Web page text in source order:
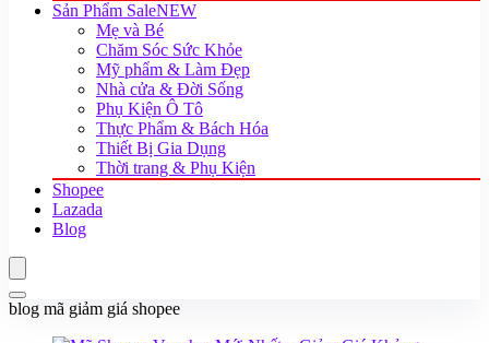
Sản Phẩm SaleNEW
Mẹ và Bé
Chăm Sóc Sức Khỏe
Mỹ phẩm & Làm Đẹp
Nhà cửa & Đời Sống
Phụ Kiện Ô Tô
Thực Phẩm & Bách Hóa
Thiết Bị Gia Dụng
Thời trang & Phụ Kiện
Shopee
Lazada
Blog
blog mã giảm giá shopee